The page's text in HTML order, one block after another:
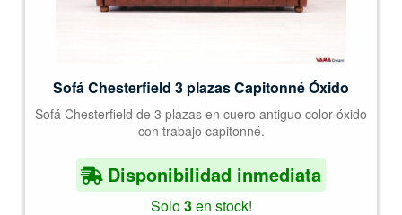
Sofá Chesterfield 3 plazas Capitonné Óxido
Sofá Chesterfield de 3 plazas en cuero antiguo color óxido
con trabajo capitonné.
Disponibilidad inmediata
Solo3en stock!